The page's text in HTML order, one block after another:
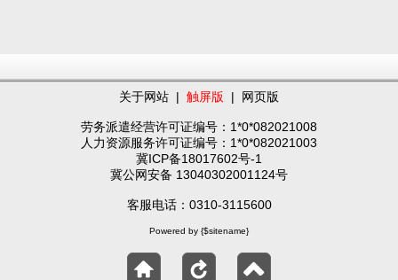
关于网站 | 触屏版 | 网页版
劳务派遣经营许可证编号：1*0*082021008
人力资源服务许可证编号：1*0*082021003
冀ICP备18017602号-1
冀公网安备 13040302001124号
客服电话：0310-3115600
Powered by {$sitename}